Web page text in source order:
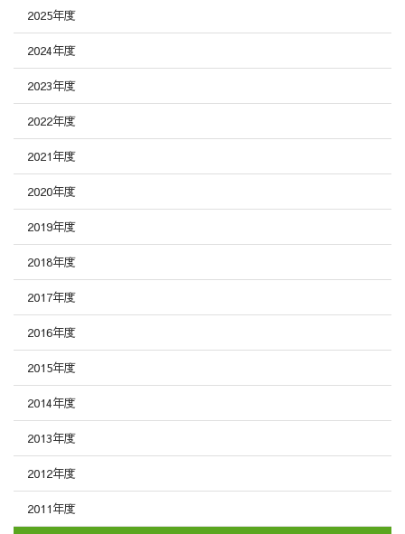
2025年度
2024年度
2023年度
2022年度
2021年度
2020年度
2019年度
2018年度
2017年度
2016年度
2015年度
2014年度
2013年度
2012年度
2011年度